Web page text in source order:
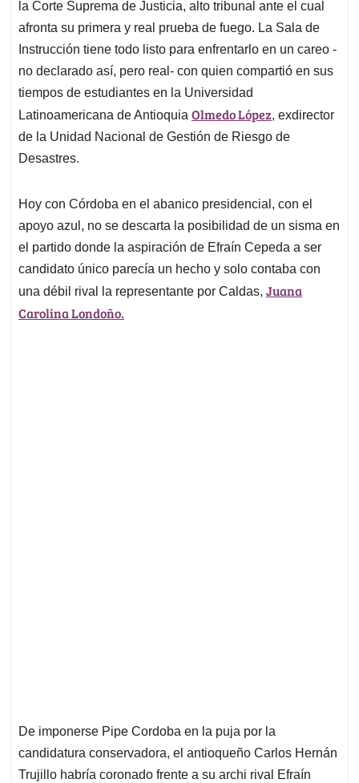
la Corte Suprema de Justicia, alto tribunal ante el cual
afronta su primera y real prueba de fuego. La Sala de
Instrucción tiene todo listo para enfrentarlo en un careo -
no declarado así, pero real- con quien compartió en sus
tiempos de estudiantes en la Universidad
Latinoamericana de Antioquia Olmedo López, exdirector
de la Unidad Nacional de Gestión de Riesgo de
Desastres.
Hoy con Córdoba en el abanico presidencial, con el
apoyo azul, no se descarta la posibilidad de un sisma en
el partido donde la aspiración de Efraín Cepeda a ser
candidato único parecía un hecho y solo contaba con
una débil rival la representante por Caldas, Juana
Carolina Londoño.
De imponerse Pipe Cordoba en la puja por la
candidatura conservadora, el antioqueño Carlos Hernán
Trujillo habría coronado frente a su archi rival Efraín